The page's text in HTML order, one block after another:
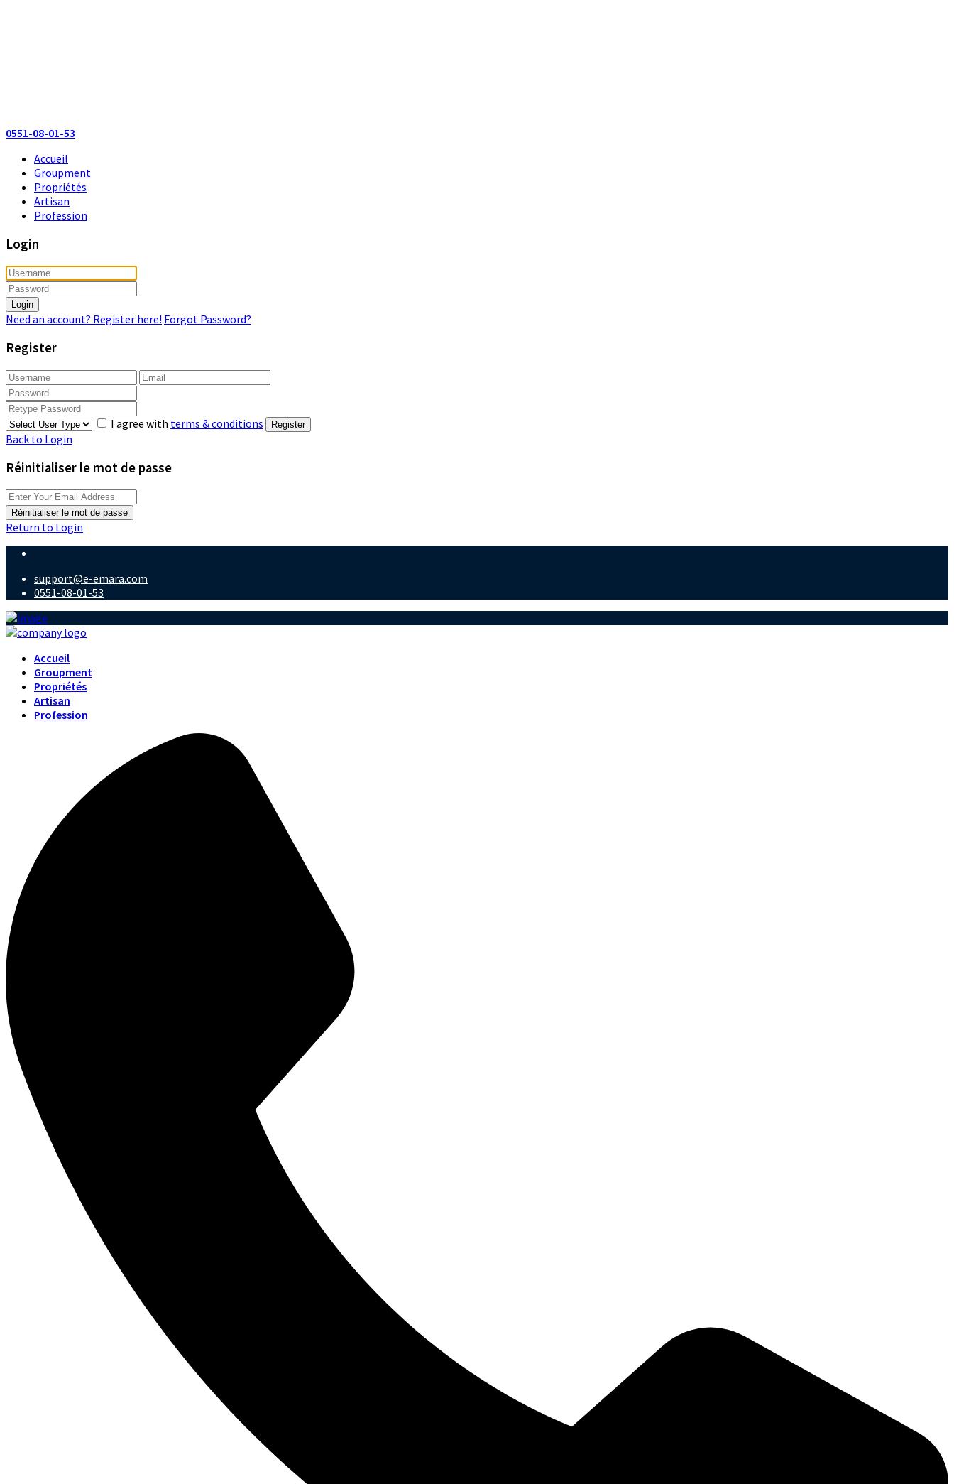
0551-08-01-53
Accueil
Groupment
Propriétés
Artisan
Profession
Login
Login
Need an account? Register here! Forgot Password?
Register
I agree with terms & conditions Register
Back to Login
Réinitialiser le mot de passe
Réinitialiser le mot de passe
Return to Login
support@e-emara.com
0551-08-01-53
Accueil
Groupment
Propriétés
Artisan
Profession